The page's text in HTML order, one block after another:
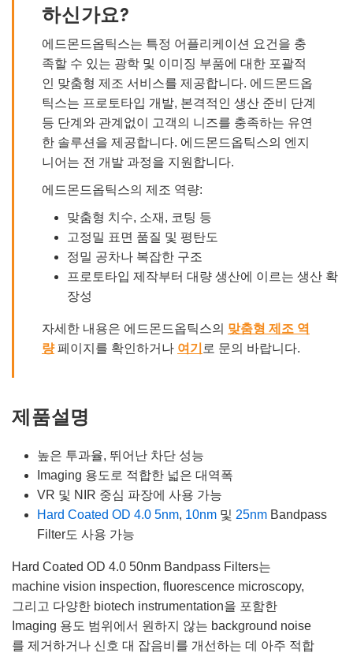
하신가요?
에드몬드옵틱스는 특정 어플리케이션 요건을 충
족할 수 있는 광학 및 이미징 부품에 대한 포괄적
인 맞춤형 제조 서비스를 제공합니다. 에드몬드옵
틱스는 프로토타입 개발, 본격적인 생산 준비 단계
등 단계와 관계없이 고객의 니즈를 충족하는 유연
한 솔루션을 제공합니다. 에드몬드옵틱스의 엔지
니어는 전 개발 과정을 지원합니다.
에드몬드옵틱스의 제조 역량:
맞춤형 치수, 소재, 코팅 등
고정밀 표면 품질 및 평탄도
정밀 공차나 복잡한 구조
프로토타입 제작부터 대량 생산에 이르는 생산 확
장성
자세한 내용은 에드몬드옵틱스의 맞춤형 제조 역
량페이지를 확인하거나 여기 로 문의 바랍니다.
제품설명
높은 투과율, 뛰어난 차단 성능
Imaging 용도로 적합한 넓은 대역폭
VR 및 NIR 중심 파장에 사용 가능
Hard Coated OD 4.0 5nm, 10nm 및 25nm Bandpass
Filter도 사용 가능
Hard Coated OD 4.0 50nm Bandpass Filters는
machine vision inspection, fluorescence microscopy,
그리고 다양한 biotech instrumentation을 포함한
Imaging 용도 범위에서 원하지 않는 background noise
를 제거하거나 신호 대 잡음비를 개선하는 데 아주 적합